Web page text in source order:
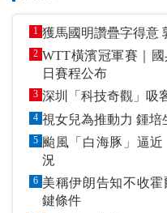
1
2 WTT橫濱冠軍賽｜
日賽程公布
3 深圳「科技奇觀」
4 視女兒為
5 颱風「白海豚」逼
況
6 美稱伊朗告知不收
鍵條件